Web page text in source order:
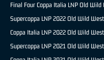
Final Four Coppa Italia LNP Old Wild
Supercoppa LNP 2022 Old Wild West
Coppa Italia LNP 2022 Old Wild West
Supercoppa LNP 2021 Old Wild West